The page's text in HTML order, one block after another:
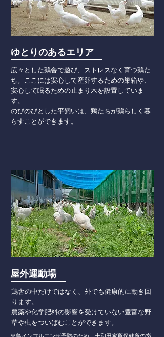
ゆとりのあるエリア
広々とした鶏舎で遊び、ストレスなく育つ鶏た
ち。ここには安心して産卵するための巣箱や、
安心して眠るための止まり木を設置していま
す。
のびのびとした平飼いは、鶏たちが鶏らしく暮
らすことができます。
屋外運動場
鶏舎の中だけではなく、外でも健康的に動き回
ります。
農薬や化学肥料の影響を受けていない豊富な野
草や虫をついばむことができます。